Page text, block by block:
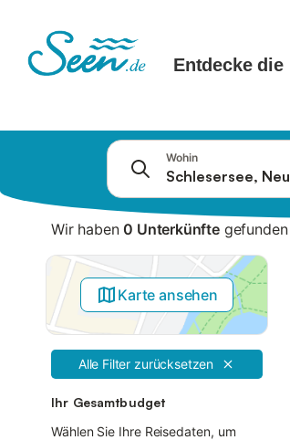
Filter
Angebote
Wohin
Wir haben0 Unterkünftegefunden
Karte ansehen
Alle Filter zurücksetzen
Ihr Gesamtbudget
Wählen Sie Ihre Reisedaten, um